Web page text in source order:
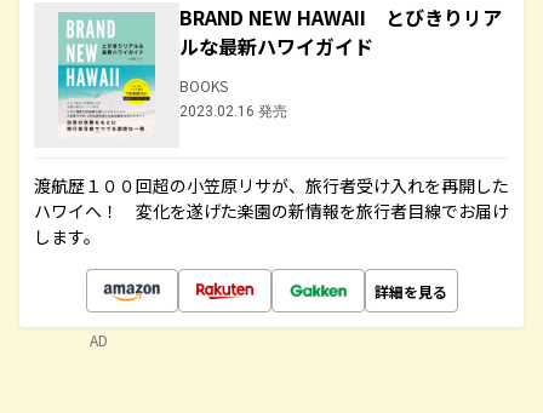
BRAND NEW HAWAII とびきりリア
ルな最新ハワイガイド
BOOKS
2023.02.16 発売
渡航歴１００回超の小笠原リサが、旅行者受け入れを再開した
ハワイへ！ 変化を遂げた楽園の新情報を旅行者目線でお届け
します。
詳細を見る
AD